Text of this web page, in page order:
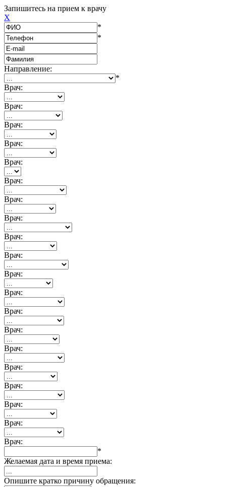
Запишитесь на прием к врачу
X
*
*
Направление:
*
Врач:
Врач:
Врач:
Врач:
Врач:
Врач:
Врач:
Врач:
Врач:
Врач:
Врач:
Врач:
Врач:
Врач:
Врач:
Врач:
Врач:
Врач:
Врач:
Врач:
*
Желаемая дата и время приема:
Опишите кратко причину обращения: